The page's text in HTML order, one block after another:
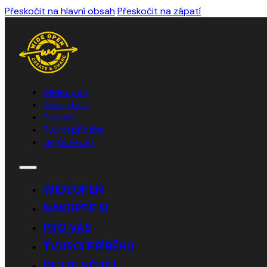
Přeskočit na hlavní obsahPřeskočit na zápatí
WIdeopen
Nakupte si
Pro vás
Tvůrci příběhu
Dejte vědět
WIDEOPEN
NAKUPTE SI
PRO VÁS
TVŮRCI PŘÍBĚHU